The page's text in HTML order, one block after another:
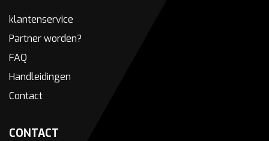
klantenservice
Partner worden?
FAQ
Handleidingen
Contact
CONTACT